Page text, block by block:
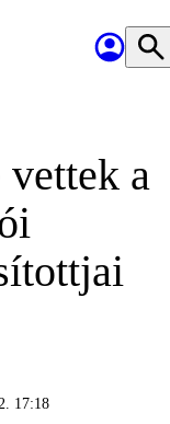
a
17:18